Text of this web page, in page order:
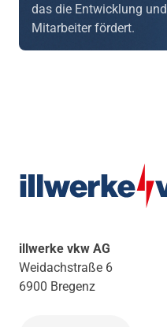
das die Entwicklung
Mitarbeiter fördert.
illwerke vkw AG
Weidachstraße 6
6900 Bregenz